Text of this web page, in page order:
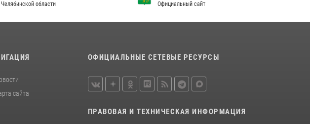
В Челябинске росгвардейцы обсудили с
По горячим следам задержали
челябинские росгвардейцы
На Южном Урале продолжается акция
Челябинской области Официальный сайт
сайта
ОФИЦИАЛЬНЫЕ СЕТЕВЫЕ РЕСУРСЫ
ПРАВОВАЯ И ТЕХНИЧЕСКАЯ ИНФОРМАЦИЯ